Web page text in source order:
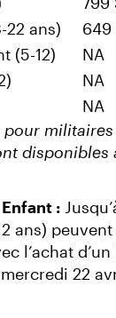
22 ans)
649
(5-12)
NA
NA
NA
pour
disponibles
:
ans)
l’achat d’un
22